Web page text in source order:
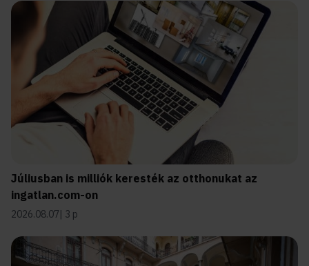
Júliusban is milliók keresték az otthonukat az
ingatlan.com-on
2026.08.07 3 p